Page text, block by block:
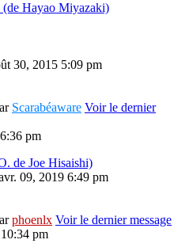
(de Hayao Miyazaki)
30, 2015 5:09 pm
Scarabéaware Voir le dernier
pm
de Joe Hisaishi)
09, 2019 6:49 pm
phoenlx Voir le dernier message
pm